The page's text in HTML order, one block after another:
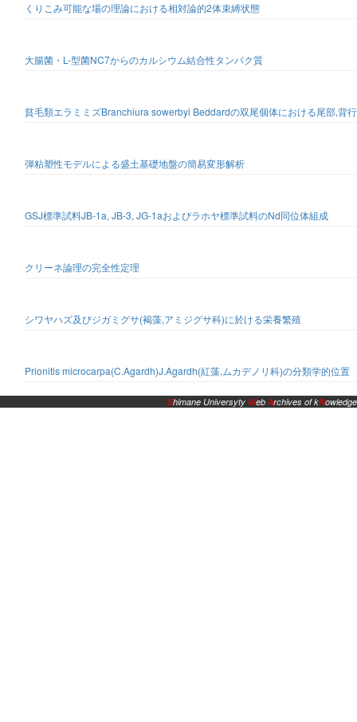
くりこみ可能な場の理論における相対論的2体束縛状態
大腸菌・L-型菌NC7からのカルシウム結合性タンパク質
貧毛類エラミミズBranchiura sowerbyi Beddardの双尾個体における尾部,背
弾粘塑性モデルによる盛土基礎地盤の簡易変形解析
GSJ標準試料JB-1a, JB-3, JG-1aおよびラホヤ標準試料のNd同位体組成
クリーネ論理の完全性定理
シワヤハズ及びジガミグサ(褐藻,アミジグサ科)に於ける栄養繁殖
Prionitis microcarpa(C.Agardh)J.Agardh(紅藻,ムカデノリ科)の分類学的位置
Shimane Universyty WebArchives of kNowledge